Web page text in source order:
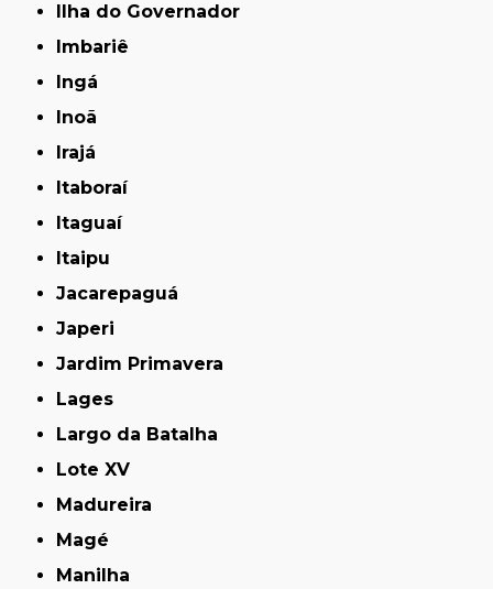
Ilha do Governador
Imbariê
Ingá
Inoã
Irajá
Itaboraí
Itaguaí
Itaipu
Jacarepaguá
Japeri
Jardim Primavera
Lages
Largo da Batalha
Lote XV
Madureira
Magé
Manilha